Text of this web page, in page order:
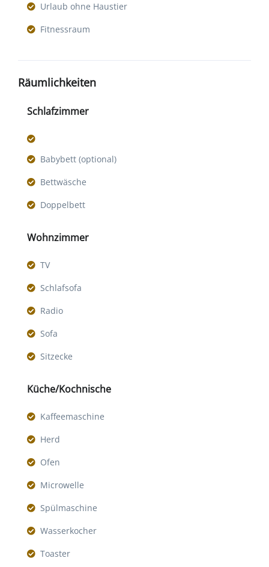
Urlaub ohne Haustier
Fitnessraum
Räumlichkeiten
Schlafzimmer
Babybett (optional)
Bettwäsche
Doppelbett
Wohnzimmer
TV
Schlafsofa
Radio
Sofa
Sitzecke
Küche/Kochnische
Kaffeemaschine
Herd
Ofen
Microwelle
Spülmaschine
Wasserkocher
Toaster